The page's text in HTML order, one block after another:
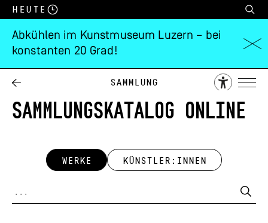
Heute
Abkühlen im Kunstmuseum Luzern – bei
konstanten 20 Grad!
Sammlung
SAMMLUNGSKATALOG ONLINE
WERKE KÜNSTLER:INNEN